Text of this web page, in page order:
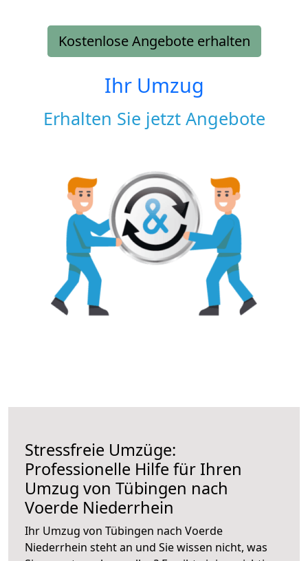
Kostenlose Angebote erhalten
Ihr Umzug
Erhalten Sie jetzt Angebote
Stressfreie Umzüge:
Professionelle Hilfe für Ihren
Umzug von Tübingen nach
Voerde Niederrhein
Ihr Umzug von Tübingen nach Voerde
Niederrhein steht an und Sie wissen nicht, was